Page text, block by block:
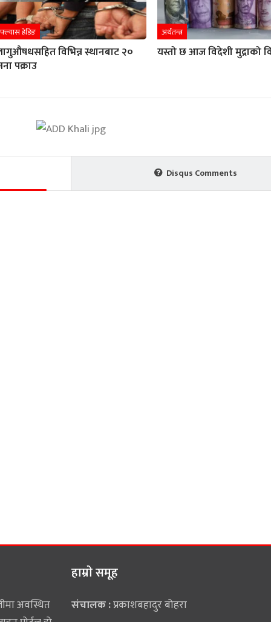
फ्ल्यास हेडिङ
विभिन्न स्थानबाट २०
पक्राउ
अर्थतन्त्र
यस्तो छ आज विदेशी मुद्राको
Disqus Comments
अवस्थित
हाम्राे समूह
संचालक :प्रकाशबहादुर बोहरा